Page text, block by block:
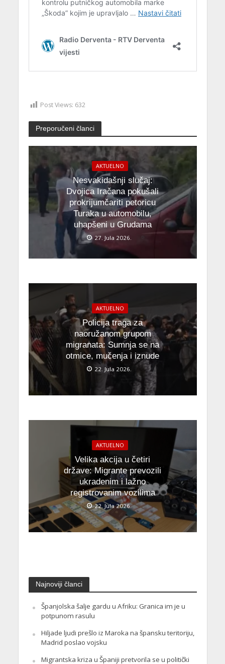
Post Views: 632
Preporučeni članci
AKTUELNO
Nesvakidašnji slučaj:
Dvojica Iračana pokušali
prokrijumčariti petoricu
Turaka u automobilu,
uhapšeni u Grudama
27. Jula 2026.
AKTUELNO
Policija traga za
naoružanom grupom
migranata: Sumnja se na
otmice, mučenja i iznude
22. Jula 2026.
AKTUELNO
Velika akcija u četiri
države: Migrante prevozili
ukradenim i lažno
registrovanim vozilima
22. Jula 2026.
Najnoviji članci
Španjolska šalje gardu u Afriku: Granica im je u
potpunom rasulu
Hiljade ljudi prešlo iz Maroka na špansku teritoriju,
Madrid poslao vojsku
Migrantska kriza u Španiji pretvorila se u politički